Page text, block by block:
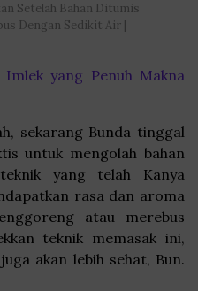
Setelah Bahan Ditumis
Dengan Sedikit Air |
Imlek yang Penuh Makna
sekarang Bunda tinggal
untuk mengolah bahan
yang telah Kanya
rasa dan aroma
atau merebus
teknik memasak ini,
akan lebih sehat, Bun.